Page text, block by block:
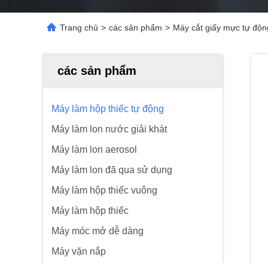
Trang chủ > các sản phẩm > Máy cắt giấy mực tự
các sản phẩm
Máy làm hộp thiếc tự động
Máy làm lon nước giải khát
Máy làm lon aerosol
Máy làm lon đã qua sử dụng
Máy làm hộp thiếc vuông
Máy làm hộp thiếc
Máy móc mở dễ dàng
Máy vặn nắp